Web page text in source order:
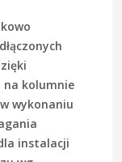
na kolumnie
wykonaniu
instalacji